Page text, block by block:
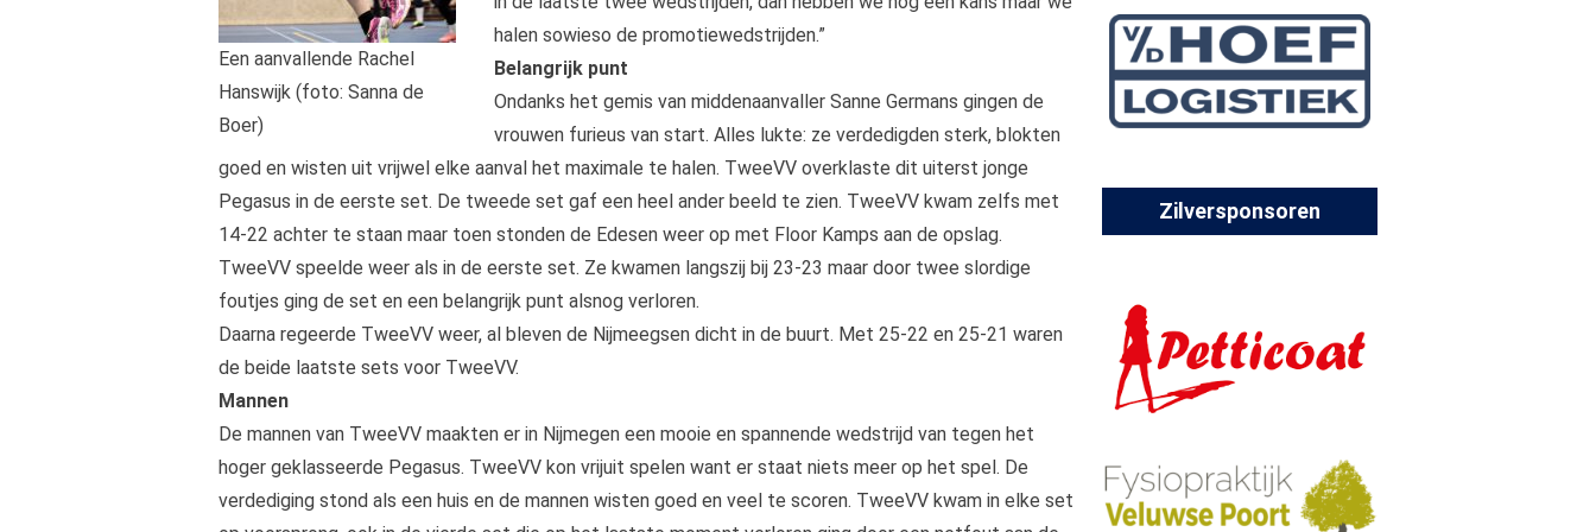
Een aanvallende Rachel
Hanswijk (foto: Sanna de
Boer)
halen sowieso de promotiewedstrijden.”
Belangrijk punt
Ondanks het gemis van middenaanvaller Sanne Germans gingen de
vrouwen furieus van start. Alles lukte: ze verdedigden sterk, blokten
goed en wisten uit vrijwel elke aanval het maximale te halen. TweeVV overklaste dit uiterst jonge
Pegasus in de eerste set. De tweede set gaf een heel ander beeld te zien. TweeVV kwam zelfs met
14-22 achter te staan maar toen stonden de Edesen weer op met Floor Kamps aan de opslag.
TweeVV speelde weer als in de eerste set. Ze kwamen langszij bij 23-23 maar door twee slordige
foutjes ging de set en een belangrijk punt alsnog verloren.
Daarna regeerde TweeVV weer, al bleven de Nijmeegsen dicht in de buurt. Met 25-22 en 25-21 waren
de beide laatste sets voor TweeVV.
Mannen
De mannen van TweeVV maakten er in Nijmegen een mooie en spannende wedstrijd van tegen het
hoger geklasseerde Pegasus. TweeVV kon vrijuit spelen want er staat niets meer op het spel. De
verdediging stond als een huis en de mannen wisten goed en veel te scoren. TweeVV kwam in elke set
Zilversponsoren